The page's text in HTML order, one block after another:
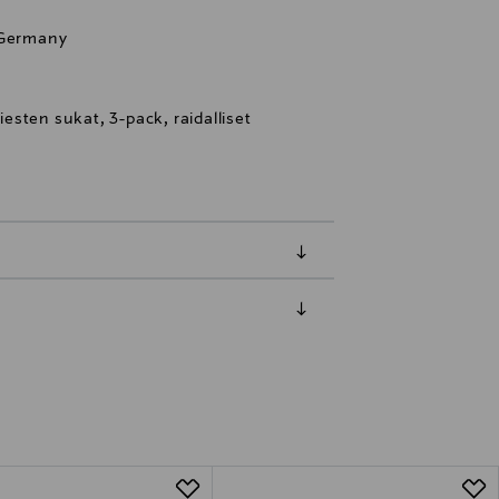
sukat, 3-pack, raidalliset
valittuun osoitteeseen.